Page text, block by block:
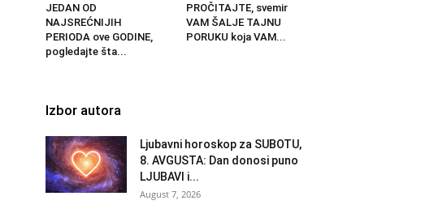
JEDAN OD
NAJSREĆNIJIH
PERIODA ove GODINE,
pogledajte šta...
PROČITAJTE, svemir
VAM ŠALJE TAJNU
PORUKU koja VAM...
Izbor autora
Ljubavni horoskop za SUBOTU,
8. AVGUSTA: Dan donosi puno
LJUBAVI i...
August 7, 2026